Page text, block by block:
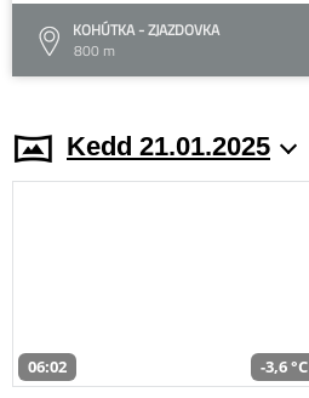
KOHÚTKA - ZJAZDOVKA
800 m
Kedd 21.01.2025
06:02 -3,6 °C